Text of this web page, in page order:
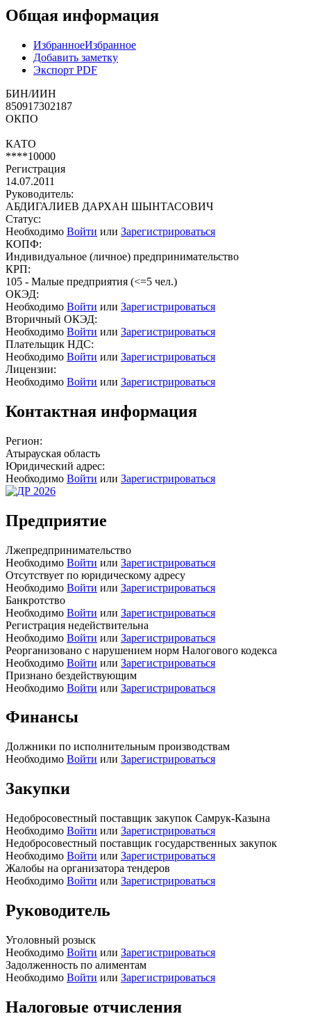
Общая информация
ИзбранноеИзбранное
Добавить заметку
Экспорт PDF
БИН/ИИН
850917302187
ОКПО
КАТО
****10000
Регистрация
14.07.2011
Руководитель:
АБДИГАЛИЕВ ДАРХАН ШЫНТАСОВИЧ
Статус:
Необходимо Войти или Зарегистрироваться
КОПФ:
Индивидуальное (личное) предпринимательство
КРП:
105 - Малые предприятия (<=5 чел.)
ОКЭД:
Необходимо Войти или Зарегистрироваться
Вторичный ОКЭД:
Необходимо Войти или Зарегистрироваться
Плательщик НДС:
Необходимо Войти или Зарегистрироваться
Лицензии:
Необходимо Войти или Зарегистрироваться
Контактная информация
Регион:
Атырауская область
Юридический адрес:
Необходимо Войти или Зарегистрироваться
Предприятие
Лжепредпринимательство
Необходимо Войти или Зарегистрироваться
Отсутствует по юридическому адресу
Необходимо Войти или Зарегистрироваться
Банкротство
Необходимо Войти или Зарегистрироваться
Регистрация недействительна
Необходимо Войти или Зарегистрироваться
Реорганизовано с нарушением норм Налогового кодекса
Необходимо Войти или Зарегистрироваться
Признано бездействующим
Необходимо Войти или Зарегистрироваться
Финансы
Должники по исполнительным производствам
Необходимо Войти или Зарегистрироваться
Закупки
Недобросовестный поставщик закупок Самрук-Казына
Необходимо Войти или Зарегистрироваться
Недобросовестный поставщик государственных закупок
Необходимо Войти или Зарегистрироваться
Жалобы на организатора тендеров
Необходимо Войти или Зарегистрироваться
Руководитель
Уголовный розыск
Необходимо Войти или Зарегистрироваться
Задолженность по алиментам
Необходимо Войти или Зарегистрироваться
Налоговые отчисления